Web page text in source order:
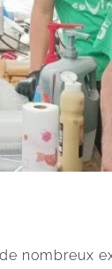
nombreux